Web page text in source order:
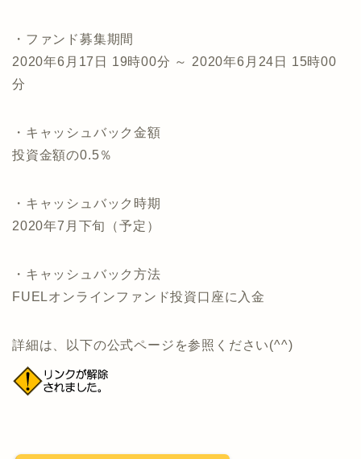
・ファンド募集期間
2020年6月17日 19時00分 ～ 2020年6月24日 15時00
分
・キャッシュバック金額
投資金額の0.5％
・キャッシュバック時期
2020年7月下旬（予定）
・キャッシュバック方法
FUELオンラインファンド投資口座に入金
詳細は、以下の公式ページを参照ください(^^)